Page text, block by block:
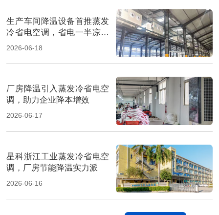
生产车间降温设备首推蒸发
冷省电空调，省电一半凉快
翻倍
2026-06-18
厂房降温引入蒸发冷省电空
调，助力企业降本增效
2026-06-17
星科浙江工业蒸发冷省电空
调，厂房节能降温实力派
2026-06-16